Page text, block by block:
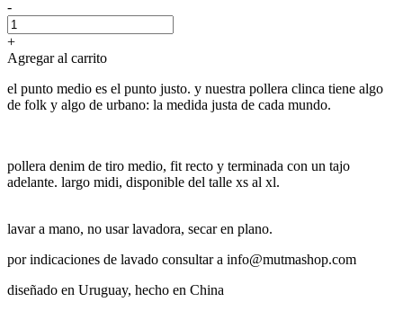
-
+
Agregar al carrito
el punto medio es el punto justo. y nuestra pollera clinca tiene algo
de folk y algo de urbano: la medida justa de cada mundo.
pollera denim de tiro medio, fit recto y terminada con un tajo
adelante. largo midi, disponible del talle xs al xl.
lavar a mano, no usar lavadora, secar en plano.
por indicaciones de lavado consultar a info@mutmashop.com
diseñado en Uruguay, hecho en China